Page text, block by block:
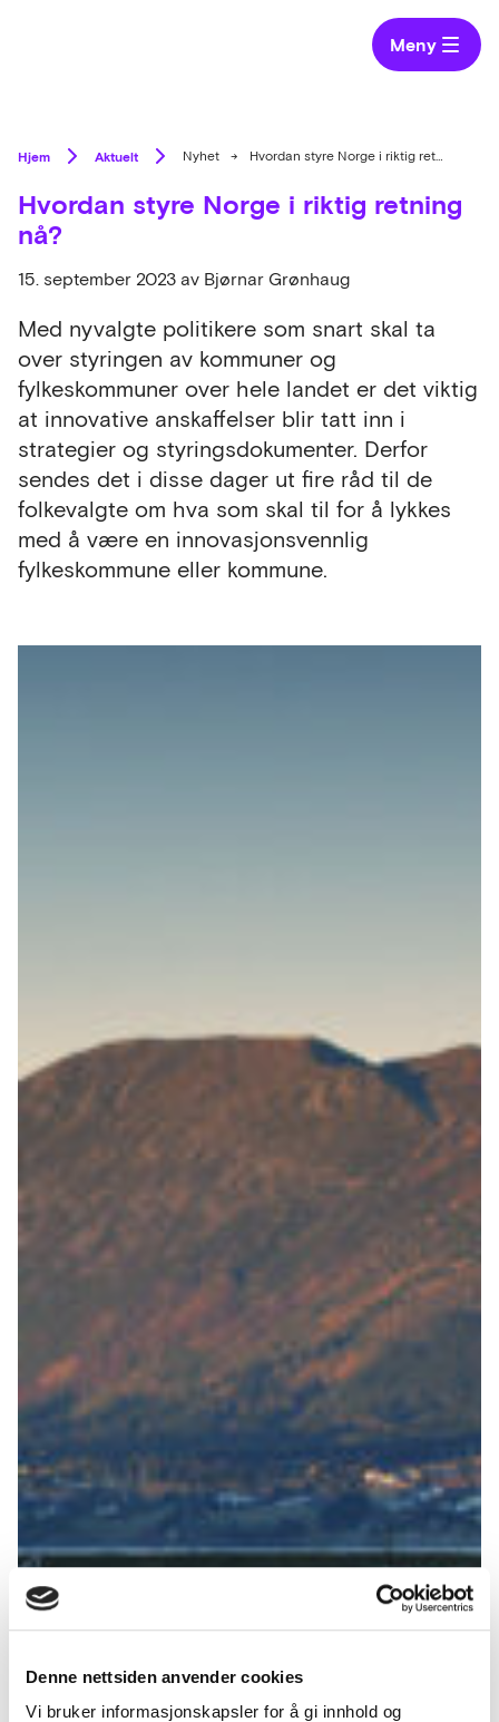
Denne nettsiden anvender cookies
Vi bruker informasjonskapsler for å gi innhold og
Meny
Hjem Aktuelt Nyhet → Hvordan styre Norge i riktig retning nå?
Hvordan styre Norge i riktig retning
nå?
15. september 2023 av Bjørnar Grønhaug
Med nyvalgte politikere som snart skal ta
over styringen av kommuner og
fylkeskommuner over hele landet er det viktig
at innovative anskaffelser blir tatt inn i
strategier og styringsdokumenter. Derfor
sendes det i disse dager ut fire råd til de
folkevalgte om hva som skal til for å lykkes
med å være en innovasjonsvennlig
fylkeskommune eller kommune.